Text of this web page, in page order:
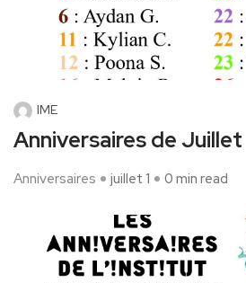
IME
Anniversaires de Juillet
Anniversaires juillet 1 0 min read